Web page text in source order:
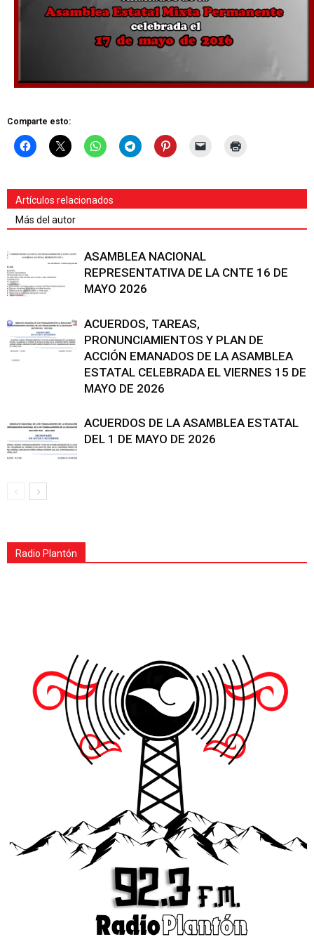
Comparte esto:
Artículos relacionados
Más del autor
ASAMBLEA NACIONAL
REPRESENTATIVA DE LA CNTE 16 DE
MAYO 2026
ACUERDOS, TAREAS,
PRONUNCIAMIENTOS Y PLAN DE
ACCIÓN EMANADOS DE LA ASAMBLEA
ESTATAL CELEBRADA EL VIERNES 15 DE
MAYO DE 2026
ACUERDOS DE LA ASAMBLEA ESTATAL
DEL 1 DE MAYO DE 2026
Radio Plantón